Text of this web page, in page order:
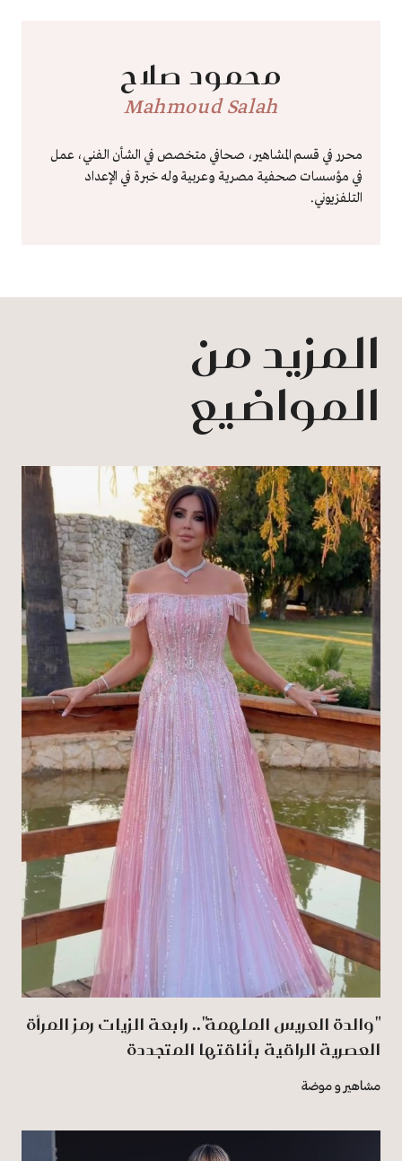
محمود صلاح
Mahmoud Salah
محرر في قسم المشاهير، صحافي متخصص في الشأن الفني، عمل
في مؤسسات صحفية مصرية وعربية وله خبرة في الإعداد
التلفزيوني.
المزيد من
المواضيع
"والدة العريس الملهمة".. رابعة الزيات رمز المرأة
العصرية الراقية بأناقتها المتجددة
مشاهير و موضة